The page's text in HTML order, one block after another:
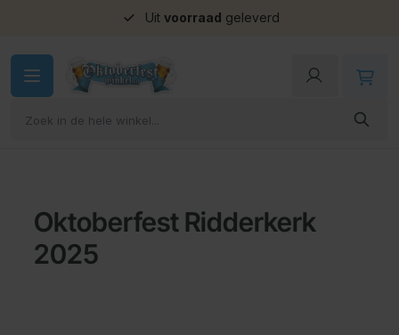
Uit voorraad geleverd
Oktoberfest Ridderkerk
2025